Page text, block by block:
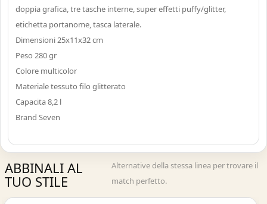
doppia grafica, tre tasche interne, super effetti puffy/glitter,
etichetta portanome, tasca laterale.
Dimensioni 25x11x32 cm
Peso 280 gr
Colore multicolor
Materiale tessuto filo glitterato
Capacita 8,2 l
Brand Seven
ABBINALI AL
TUO STILE
Alternative della stessa linea per trovare il
match perfetto.
Acquisto Veloce